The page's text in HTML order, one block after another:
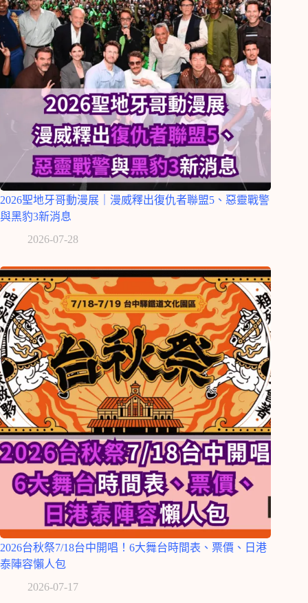
2026聖地牙哥動漫展｜漫威釋出復仇者聯盟5、惡靈戰警
與黑豹3新消息
2026-07-28
2026台秋祭7/18台中開唱！6大舞台時間表、票價、日港
泰陣容懶人包
2026-07-17